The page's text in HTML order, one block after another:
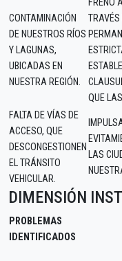
CONTAMINACIÓN
DE NUESTROS RÍOS
Y LAGUNAS,
UBICADAS EN
NUESTRA REGIÓN.
FRENO
TRAVÉS
QUE
FALTA DE VÍAS DE
ACCESO, QUE
DESCONGESTIONEN
EL TRÁNSITO
VEHICULAR.
LAS
DIMENSIÓN
PROBLEMAS
IDENTIFICADOS